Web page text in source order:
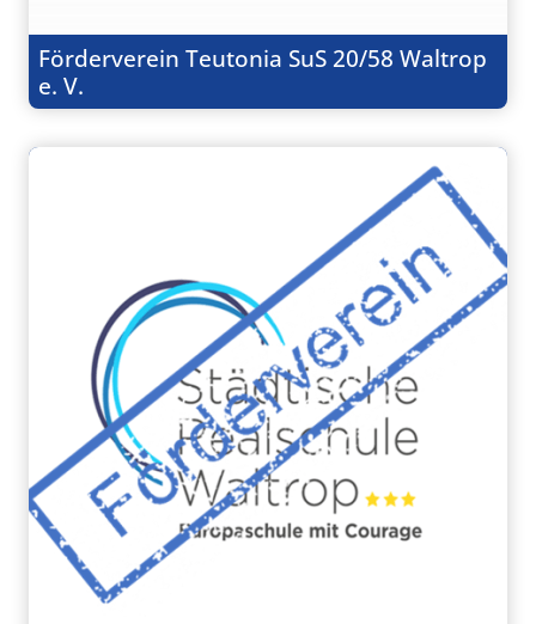
Förderverein Teutonia SuS 20/58 Waltrop
e. V.